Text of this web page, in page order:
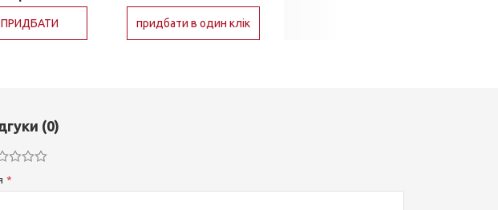
ПРИДБАТИ придбати в один клік
(0)